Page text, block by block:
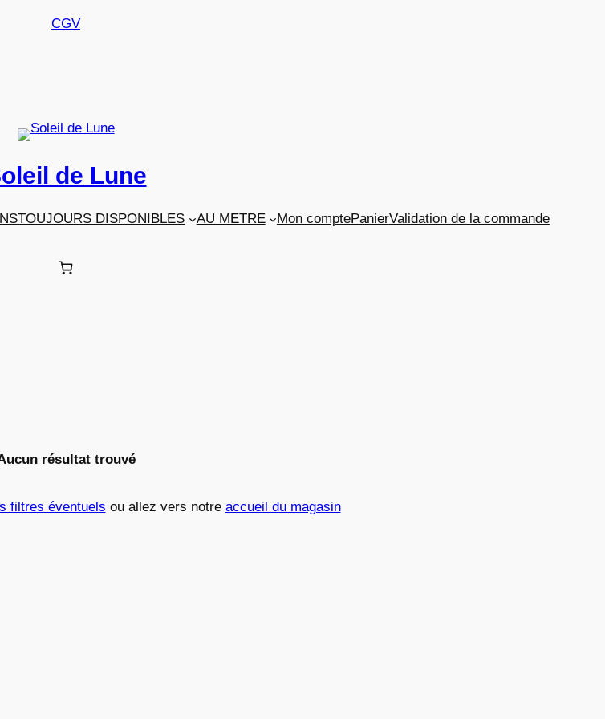
CGV
de Lune
TOUJOURS DISPONIBLES AU METRE Mon comptePanierValidation de la commande
résultat trouvé
filtres éventuels ou allez vers notre accueil du magasin